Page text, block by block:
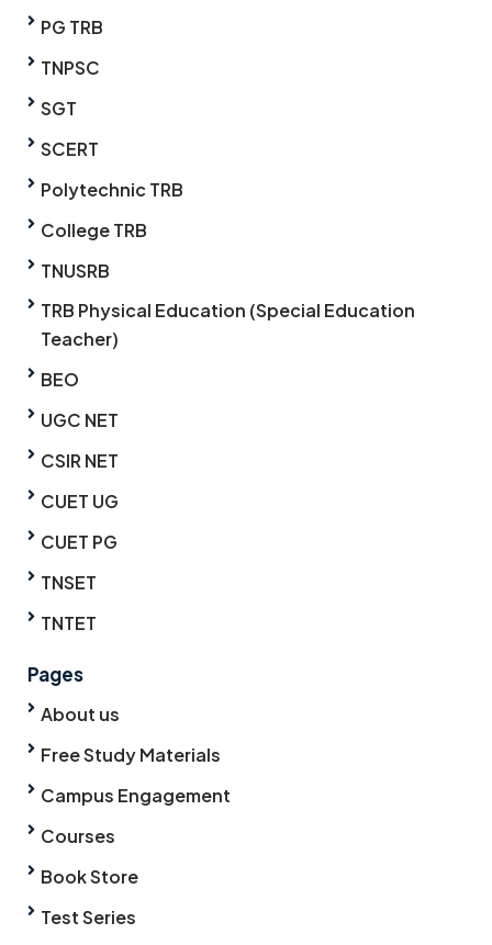
PG TRB
TNPSC
SGT
SCERT
Polytechnic TRB
College TRB
TNUSRB
TRB Physical Education (Special Education
Teacher)
BEO
UGC NET
CSIR NET
CUET UG
CUET PG
TNSET
TNTET
Pages
About us
Free Study Materials
Campus Engagement
Courses
Book Store
Test Series